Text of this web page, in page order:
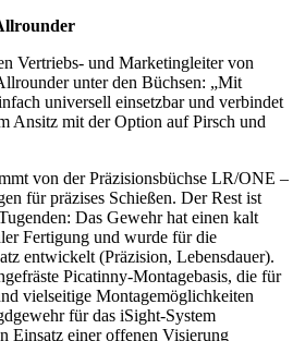
Vertriebs- und Marketingleiter von
unter den Büchsen: „Mit
universell einsetzbar und verbindet
Ansitz mit der Option auf Pirsch und
von der Präzisionsbüchse LR/ONE –
für präzises Schießen. Der Rest ist
Das Gewehr hat einen kalt
Fertigung und wurde für die
entwickelt (Präzision, Lebensdauer).
Picatinny-Montagebasis, die für
vielseitige Montagemöglichkeiten
für das iSight-System
Einsatz einer offenen Visierung